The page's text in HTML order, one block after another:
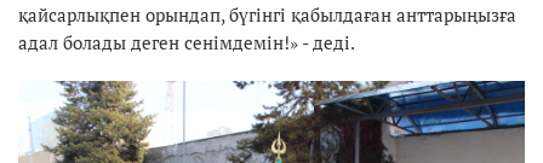
қайсарлықпен орындап, бүгінгі қабылдаған анттарыңызға
адал болады деген сенімдемін!» - деді.